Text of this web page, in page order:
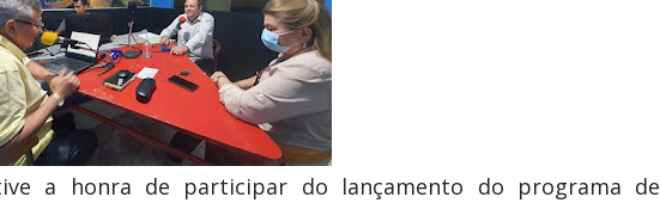
a honra de participar do lançamento do programa de